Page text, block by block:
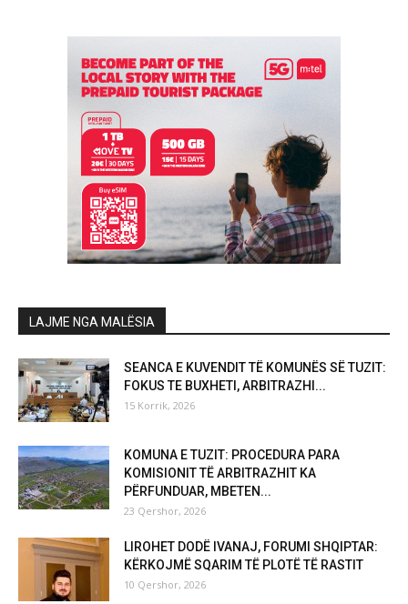
LAJME NGA MALËSIA
SEANCA E KUVENDIT TË KOMUNËS SË TUZIT:
FOKUS TE BUXHETI, ARBITRAZHI...
15 Korrik, 2026
KOMUNA E TUZIT: PROCEDURA PARA
KOMISIONIT TË ARBITRAZHIT KA
PËRFUNDUAR, MBETEN...
23 Qershor, 2026
LIROHET DODË IVANAJ, FORUMI SHQIPTAR:
KËRKOJMË SQARIM TË PLOTË TË RASTIT
10 Qershor, 2026